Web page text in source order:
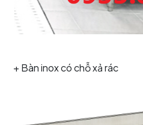
+ Bàn inox có chỗ xả rác